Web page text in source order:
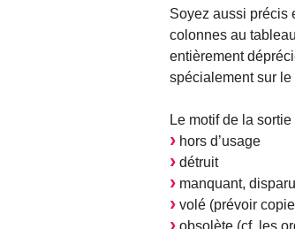
Soyez aussi précis
colonnes au
entièrement
spécialement sur le
Le motif de la
hors d’usage
détruit
manquant,
volé (prévoir
obsolète (cf. les